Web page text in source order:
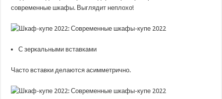
современные шкафы. Выглядит неплохо!
С зеркальными вставками
Часто вставки делаются асимметрично.